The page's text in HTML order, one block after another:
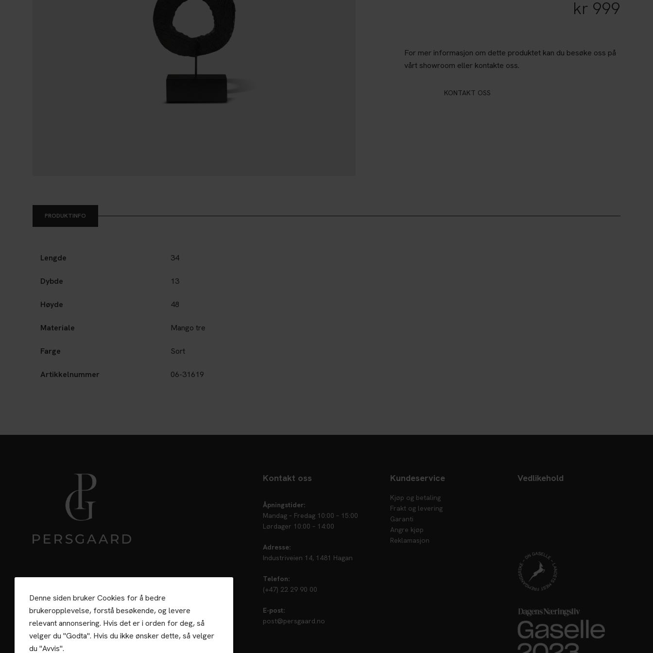
Denne siden bruker Cookies for å bedre
brukeropplevelse, forstå besøkende, og levere
relevant annonsering. Hvis det er i orden for deg, så
velger du "Godta". Hvis du ikke ønsker dette, så velger
du "Avvis".
kr 999
For mer informasjon om dette produktet kan du besøke oss på
vårt showroom eller kontakte oss.
KONTAKT OSS
PRODUKTINFO
Lengde 34
Dybde 13
Høyde 48
Materiale Mango tre
Farge Sort
Artikkelnummer 06-31619
Kontakt oss
Åpningstider:
Mandag – Fredag 10:00 – 15:00
Lørdager 10:00 – 14:00
Adresse:
Industriveien 14, 1481 Hagan
Telefon:
(+47) 22 29 90 00
E-post:
post@persgaard.no
Kundeservice
Kjøp og betaling
Frakt og levering
Garanti
Angre kjøp
Reklamasjon
Vedlikehold